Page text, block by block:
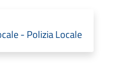
- Polizia Locale